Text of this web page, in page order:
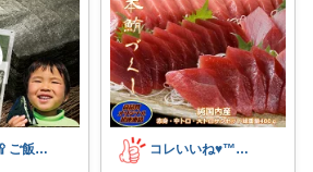
スプーン🥄ご飯や介護、便利グッズ コレいいね♥️™▶コレクションも見てね！